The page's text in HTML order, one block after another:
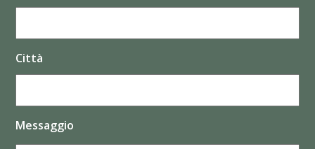
Città
Messaggio